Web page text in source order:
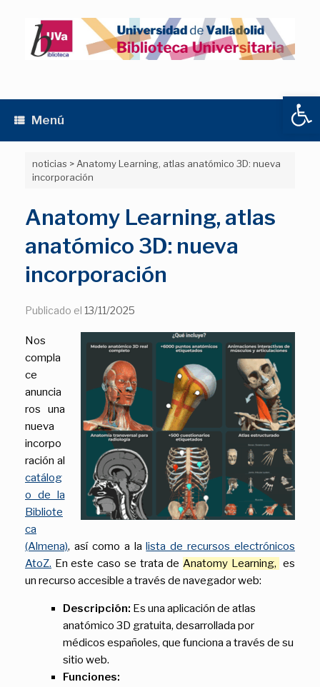
Abrir
contenido
Menú
noticias > Anatomy Learning, atlas anatómico 3D: nueva
incorporación
Anatomy Learning, atlas
anatómico 3D: nueva
incorporación
Publicado el 13/11/2025
Nos
compla
ce
anuncia
ros una
nueva
incorpo
ración al
catálog
o de la
Bibliote
ca
(Almena), así como a lalista de recursos electrónicos
AtoZ. En este caso se trata de Anatomy Learning, es
un recurso accesible a través de navegador web:
Descripción: Es una aplicación de atlas
anatómico 3D gratuita, desarrollada por
médicos españoles, que funciona a través de su
sitio web.
Funciones: